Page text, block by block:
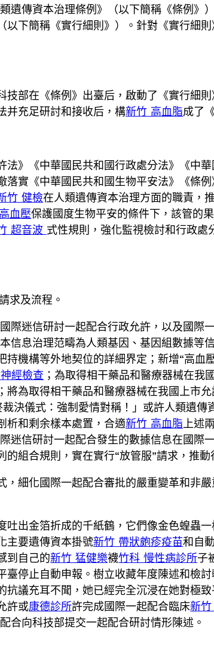
遺傳資本治理條例》（以下簡稱《條例》
下簡稱《實行細則》）。針對《實行細
部在《條例》出臺后，啟動了《實行細
并充足研討和接收后，構新竹 高血脂成了
》《中華國民共和國行政處分法》《中
實《中華國民共和國生物平安法》《條
竹 健檢在人類遺傳資本治理方面的職責，
血壓保護國度生物平安的條件下，該管的
超音波 式性規則，強化監視檢討和行政處
求及流程。
際迷信研討一起配合行政允許，以及國際
信息治理范疇為人類基因、基因組數據等
機構等外地契位的詳細界定；新增“高血
經檢查 ；為取得相干藥品和醫療器械在我
為取得相干藥品和醫療器械在我國上市
決儀式：強制愛情對稱！」或許人類遺傳
析和剩余樣本處置，合適新竹 高血脂 上述
迷信研討一起配合發生的數據信息在國際
組合規則，實在實行“放管服”請求，推動
細化國際一起配合審批的嚴重變革和非
出金箔折成的千紙鶴，它們像金色蝗蟲
主要遺傳資本掛號新竹 帶狀皰疹疫苗和自
到自己的新竹 猛健樂襪竹科 慢性病診所子
停止自動申報。樹立收藏年度陳述和檢討
議充耳不聞，她已經完全沉浸在她對極
許或康德診所許完成國際一起配合臨床新
合向科技部提交一起配合研討情形陳述。